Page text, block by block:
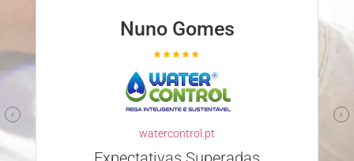
Nuno Gomes
watercontrol.pt